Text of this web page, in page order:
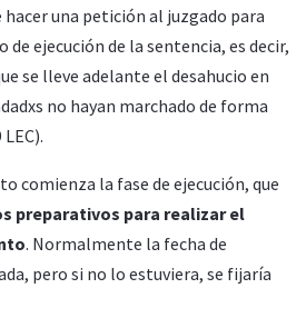
una petición al juzgado para
de ejecución de la sentencia, es decir,
se lleve adelante el desahucio en
no hayan marchado de forma
comienza la fase de ejecución, que
preparativos para realizar el
. Normalmente la fecha de
pero si no lo estuviera, se fijaría